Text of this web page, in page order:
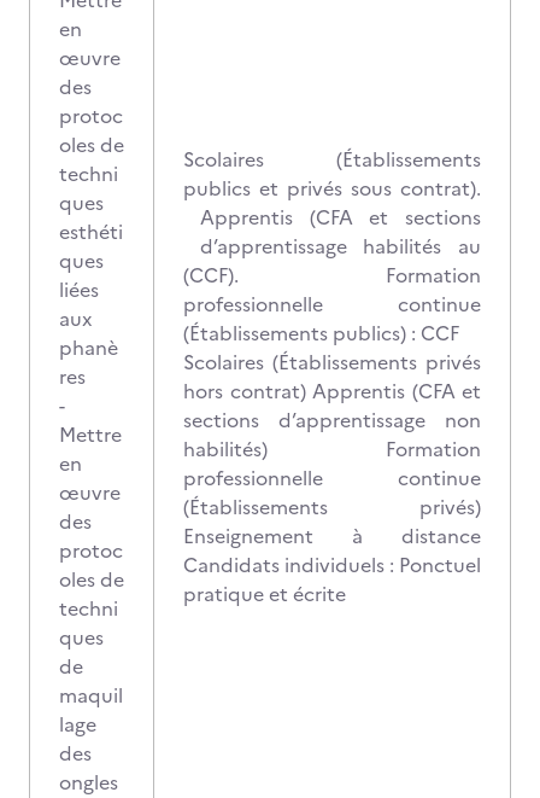
en
œuvre
des
protoc
oles de
techni
ques
esthéti
ques
liées
aux
phanè
res
-
Mettre
en
œuvre
des
protoc
oles de
techni
ques
de
maquil
lage
des
ongles
Scolaires (Établissements
publics et privés sous contrat).
Apprentis (CFA et sections
d’apprentissage habilités au
(CCF). Formation
professionnelle continue
(Établissements publics) : CCF
Scolaires (Établissements privés
hors contrat) Apprentis (CFA et
sections d’apprentissage non
habilités) Formation
professionnelle continue
(Établissements privés)
Enseignement à distance
Candidats individuels : Ponctuel
pratique et écrite